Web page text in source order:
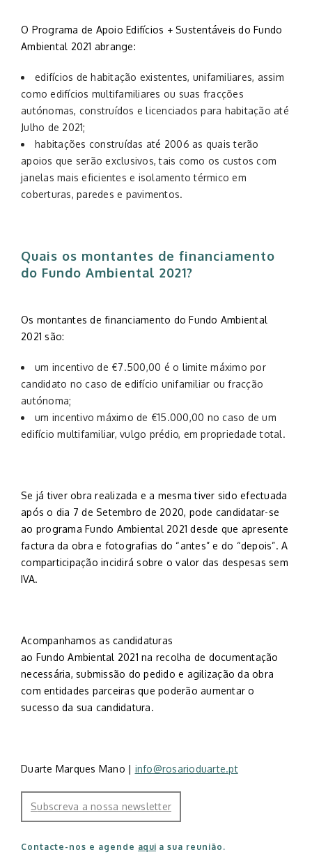
O Programa de Apoio Edifícios + Sustentáveis do Fundo
Ambiental 2021 abrange:
edifícios de habitação existentes, unifamiliares, assim
como edifícios multifamiliares ou suas fracções
autónomas, construídos e licenciados para habitação até
Julho de 2021;
habitações construídas até 2006 as quais terão
apoios que serão exclusivos, tais como os custos com
janelas mais eficientes e isolamento térmico em
coberturas, paredes e pavimentos.
Quais os montantes de financiamento
do Fundo Ambiental 2021?
Os montantes de financiamento do Fundo Ambiental
2021 são:
um incentivo de €7.500,00 é o limite máximo por
candidato no caso de edifício unifamiliar ou fracção
autónoma;
um incentivo máximo de €15.000,00 no caso de um
edifício multifamiliar, vulgo prédio, em propriedade total.
Se já tiver obra realizada e a mesma tiver sido efectuada
após o dia 7 de Setembro de 2020, pode candidatar-se
ao programa Fundo Ambiental 2021 desde que apresente
factura da obra e fotografias do “antes” e do “depois”. A
comparticipação incidirá sobre o valor das despesas sem
IVA.
Acompanhamos as candidaturas
ao Fundo Ambiental 2021 na recolha de documentação
necessária, submissão do pedido e agilização da obra
com entidades parceiras que poderão aumentar o
sucesso da sua candidatura.
Duarte Marques Mano | info@rosarioduarte.pt
Subscreva a nossa newsletter
Contacte-nos e agende aqui a sua reunião.